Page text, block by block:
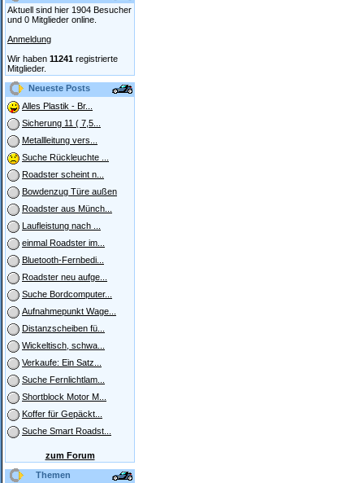
Aktuell sind hier 1904 Besucher
und 0 Mitglieder online.
Anmeldung
Wir haben 11241 registrierte
Mitglieder.
Neueste Posts
Alles Plastik - Br...
Sicherung 11 ( 7,5...
Metallleitung vers...
Suche Rückleuchte ...
Roadster scheint n...
Bowdenzug Türe außen
Roadster aus Münch...
Laufleistung nach ...
einmal Roadster im...
Bluetooth-Fernbedi...
Roadster neu aufge...
Suche Bordcomputer...
Aufnahmepunkt Wage...
Distanzscheiben fü...
Wickeltisch, schwa...
Verkaufe: Ein Satz...
Suche Fernlichtlam...
Shortblock Motor M...
Koffer für Gepäckt...
Suche Smart Roadst...
zum Forum
Themen